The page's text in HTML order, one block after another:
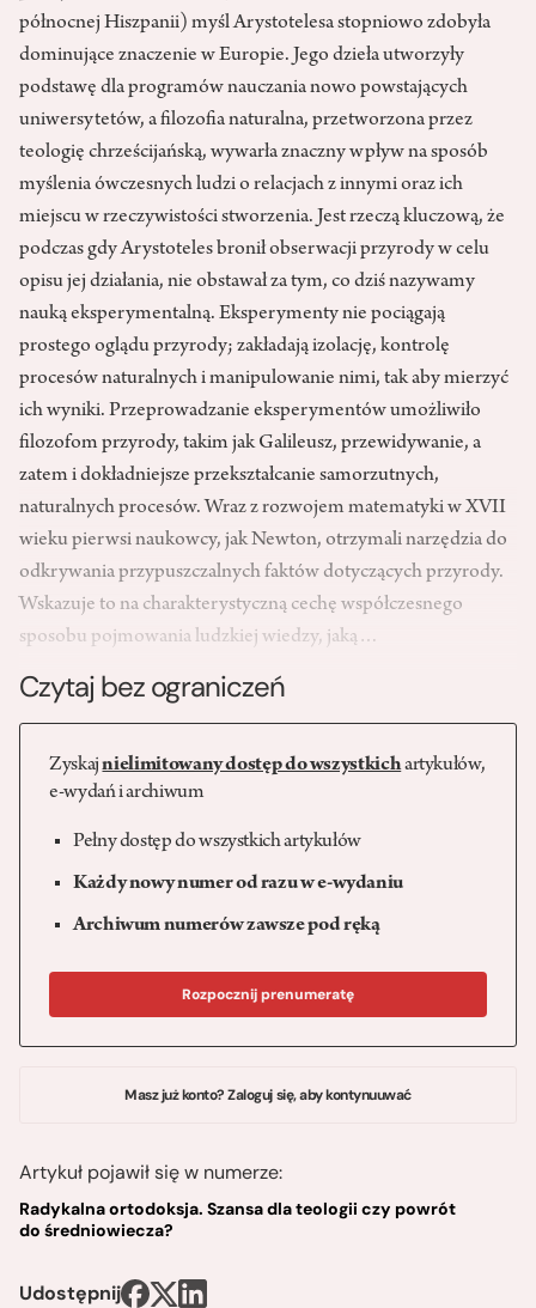
północnej Hiszpanii) myśl Arystotelesa stopniowo zdobyła
dominujące znaczenie w Europie. Jego dzieła utworzyły
podstawę dla programów nauczania nowo powstających
uniwersytetów, a filozofia naturalna, przetworzona przez
teologię chrześcijańską, wywarła znaczny wpływ na sposób
myślenia ówczesnych ludzi o relacjach z innymi oraz ich
miejscu w rzeczywistości stworzenia. Jest rzeczą kluczową, że
podczas gdy Arystoteles bronił obserwacji przyrody w celu
opisu jej działania, nie obstawał za tym, co dziś nazywamy
nauką eksperymentalną. Eksperymenty nie pociągają
prostego oglądu przyrody; zakładają izolację, kontrolę
procesów naturalnych i manipulowanie nimi, tak aby mierzyć
ich wyniki. Przeprowadzanie eksperymentów umożliwiło
filozofom przyrody, takim jak Galileusz, przewidywanie, a
zatem i dokładniejsze przekształcanie samorzutnych,
naturalnych procesów. Wraz z rozwojem matematyki w XVII
wieku pierwsi naukowcy, jak Newton, otrzymali narzędzia do
odkrywania przypuszczalnych faktów dotyczących przyrody.
Wskazuje to na charakterystyczną cechę współczesnego
sposobu pojmowania ludzkiej wiedzy, jaką…
Czytaj bez ograniczeń
Zyskajnielimitowany dostęp do wszystkichartykułów,
e-wydań i archiwum
Pełny dostęp do wszystkich artykułów
Każdy nowy numer od razu w e-wydaniu
Archiwum numerów zawsze pod ręką
Rozpocznij prenumeratę
Masz już konto? Zaloguj się, aby kontynuuwać
Artykuł pojawił się w numerze:
Radykalna ortodoksja. Szansa dla teologii czy powrót
do średniowiecza?
Udostępnij